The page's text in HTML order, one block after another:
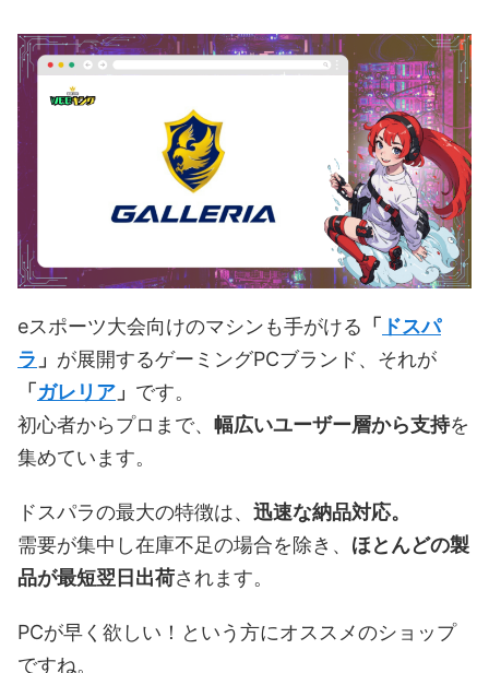
eスポーツ大会向けのマシンも手がける 「 ドスパ
ラ 」 が展開するゲーミングPCブランド、それが
「 ガレリア 」 です。
初心者からプロまで、 幅広いユーザー層から支持を
集めています。
ドスパラの最大の特徴は、 迅速な納品対応。
需要が集中し在庫不足の場合を除き、 ほとんどの製
品が最短翌日出荷されます。
PCが早く欲しい！という方にオススメのショップ
ですね。